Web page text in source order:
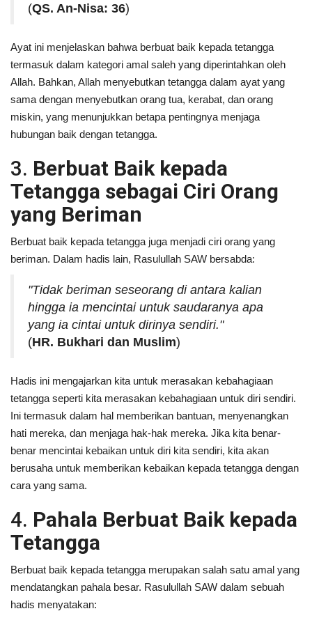
(QS. An-Nisa: 36)
Ayat ini menjelaskan bahwa berbuat baik kepada tetangga
termasuk dalam kategori amal saleh yang diperintahkan oleh
Allah. Bahkan, Allah menyebutkan tetangga dalam ayat yang
sama dengan menyebutkan orang tua, kerabat, dan orang
miskin, yang menunjukkan betapa pentingnya menjaga
hubungan baik dengan tetangga.
3. Berbuat Baik kepada
Tetangga sebagai Ciri Orang
yang Beriman
Berbuat baik kepada tetangga juga menjadi ciri orang yang
beriman. Dalam hadis lain, Rasulullah SAW bersabda:
"Tidak beriman seseorang di antara kalian
hingga ia mencintai untuk saudaranya apa
yang ia cintai untuk dirinya sendiri."
(HR. Bukhari dan Muslim)
Hadis ini mengajarkan kita untuk merasakan kebahagiaan
tetangga seperti kita merasakan kebahagiaan untuk diri sendiri.
Ini termasuk dalam hal memberikan bantuan, menyenangkan
hati mereka, dan menjaga hak-hak mereka. Jika kita benar-
benar mencintai kebaikan untuk diri kita sendiri, kita akan
berusaha untuk memberikan kebaikan kepada tetangga dengan
cara yang sama.
4. Pahala Berbuat Baik kepada
Tetangga
Berbuat baik kepada tetangga merupakan salah satu amal yang
mendatangkan pahala besar. Rasulullah SAW dalam sebuah
hadis menyatakan: